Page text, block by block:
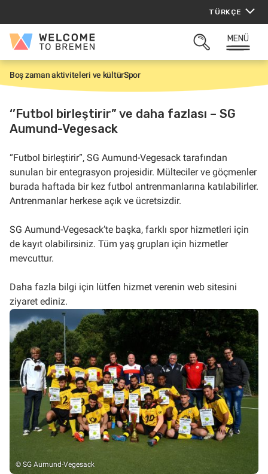
TÜRKÇE
Welcome
ARAMAYI
MENÜ
G
i
i
Boş zaman aktiviteleri ve kültürSpor
‘’Futbol birleştirir” ve daha fazlası – SG
Aumund-Vegesack
“Futbol birleştirir”, SG Aumund-Vegesack tarafından
sunulan bir entegrasyon projesidir. Mülteciler ve göçmenler
burada haftada bir kez futbol antrenmanlarına katılabilirler.
Antrenmanlar herkese açık ve ücretsizdir.
SG Aumund-Vegesack’te başka, farklı spor hizmetleri için
de kayıt olabilirsiniz. Tüm yaş grupları için hizmetler
mevcuttur.
Daha fazla bilgi için lütfen hizmet verenin web sitesini
ziyaret ediniz.
© SG Aumund-Vegesack